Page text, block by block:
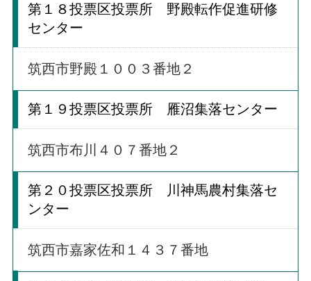
第１８投票区投票所 野殿転作促進研修
センター
筑西市野殿１００３番地２
第１９投票区投票所 雁沼集落センター
筑西市布川４０７番地２
第２０投票区投票所 川神馬農村集落セ
ンター
筑西市嘉家佐和１４３７番地